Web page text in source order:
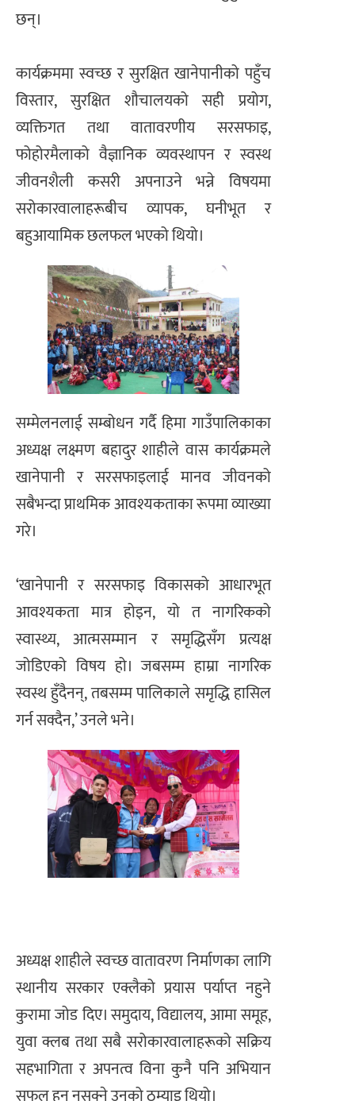
छन्।
कार्यक्रममा स्वच्छ र सुरक्षित खानेपानीको पहुँच
विस्तार, सुरक्षित शौचालयको सही प्रयोग,
व्यक्तिगत तथा वातावरणीय सरसफाइ,
फोहोरमैलाको वैज्ञानिक व्यवस्थापन र स्वस्थ
जीवनशैली कसरी अपनाउने भन्ने विषयमा
सरोकारवालाहरूबीच व्यापक, घनीभूत र
बहुआयामिक छलफल भएको थियो।
​सम्मेलनलाई सम्बोधन गर्दै हिमा गाउँपालिकाका
अध्यक्ष लक्ष्मण बहादुर शाहीले वास कार्यक्रमले
खानेपानी र सरसफाइलाई मानव जीवनको
सबैभन्दा प्राथमिक आवश्यकताका रूपमा व्याख्या
गरे।
‘खानेपानी र सरसफाइ विकासको आधारभूत
आवश्यकता मात्र होइन, यो त नागरिकको
स्वास्थ्य, आत्मसम्मान र समृद्धिसँग प्रत्यक्ष
जोडिएको विषय हो। जबसम्म हाम्रा नागरिक
स्वस्थ हुँदैनन्, तबसम्म पालिकाले समृद्धि हासिल
गर्न सक्दैन,’ उनले भने।
अध्यक्ष शाहीले स्वच्छ वातावरण निर्माणका लागि
स्थानीय सरकार एक्लैको प्रयास पर्याप्त नहुने
कुरामा जोड दिए। समुदाय, विद्यालय, आमा समूह,
युवा क्लब तथा सबै सरोकारवालाहरूको सक्रिय
सहभागिता र अपनत्व विना कुनै पनि अभियान